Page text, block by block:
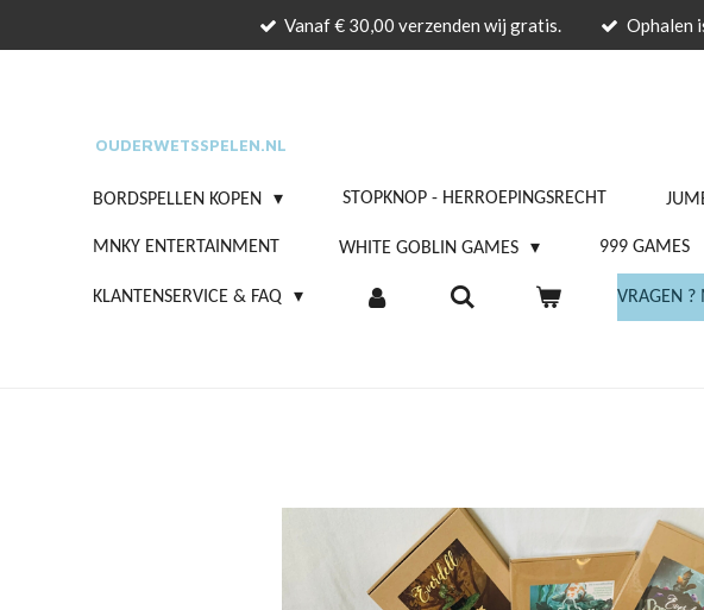
hoofdinhoud
Vanaf € 30,00 verzenden wij gratis. Ophalen
OUDERWETSSPELEN.NL
BORDSPELLEN KOPEN STOPKNOP - HERROEPINGSRECHT
MNKY ENTERTAINMENT WHITE GOBLIN GAMES 999 GAMES
KLANTENSERVICE & FAQ VRAGEN ?